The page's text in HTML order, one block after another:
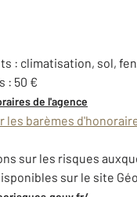
: climatisation, sol,
: 50 €
de l'agence
les barèmes
sur les risques
sur le site